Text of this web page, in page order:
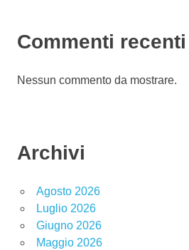
Commenti recenti
Nessun commento da mostrare.
Archivi
Agosto 2026
Luglio 2026
Giugno 2026
Maggio 2026